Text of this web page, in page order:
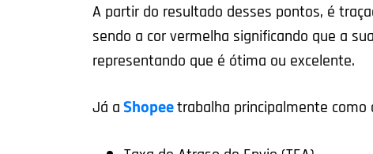
A partir do resultado desses pontos, é
sendo a cor vermelha significando que a
representando que é ótima ou excelente.
Já aShopeetrabalha principalmente